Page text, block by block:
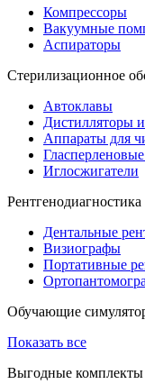
Компрессоры
Вакуумные
Аспираторы
Стерилизационное
Автоклавы
Дистилляторы
Аппараты для
Иглосжигатели
Рентгенодиагностика
Дентальные
Визиографы
Портативные
Обучающие
Показать все
Выгодные комплекты